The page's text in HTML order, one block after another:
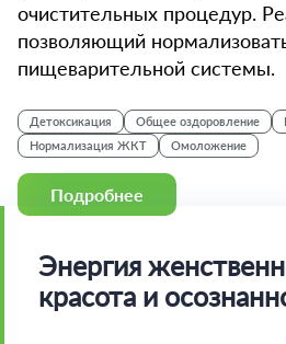
очистительных процедур.
позволяющий
пищеварительной системы.
Детоксикация Общее оздоровление
Нормализация ЖКТ
Омоложение
Подробнее
Энергия
красота и